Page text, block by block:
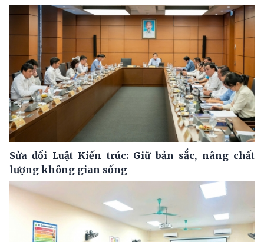
Sửa đổi Luật Kiến trúc: Giữ bản sắc, nâng chất
lượng không gian sống